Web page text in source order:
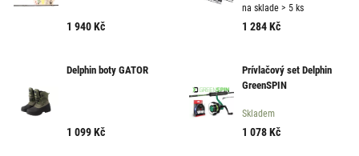
1 940Kč
na sklade > 5 ks
1 284Kč
Delphin boty GATOR
1 099Kč
Prívlačový set Delphin
GreenSPIN
Skladem
1 078Kč